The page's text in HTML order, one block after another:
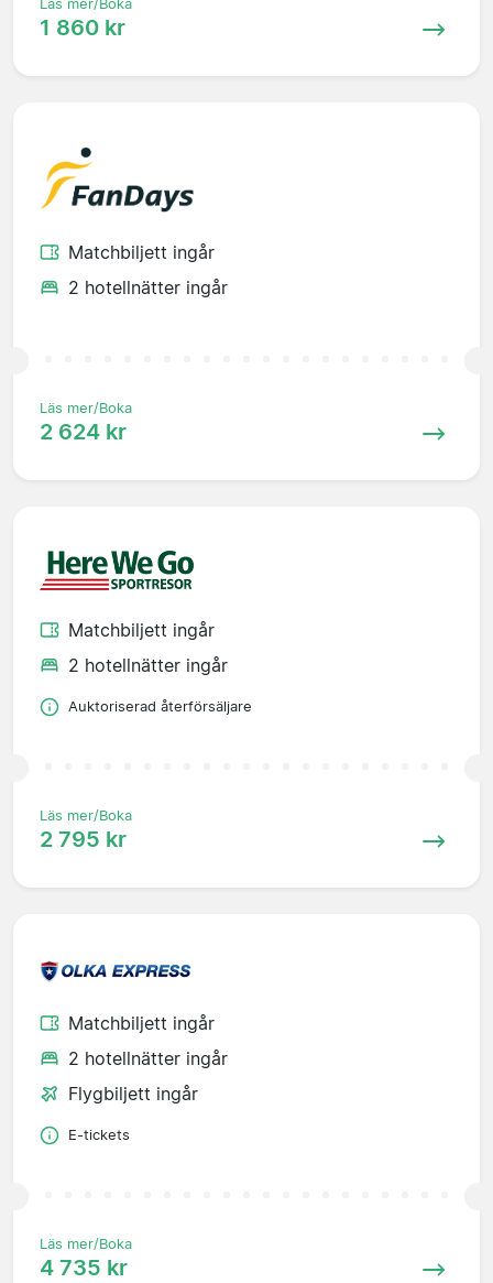
Läs mer/Boka
1 860 kr
Matchbiljett ingår
2 hotellnätter ingår
Läs mer/Boka
2 624 kr
Matchbiljett ingår
2 hotellnätter ingår
Auktoriserad återförsäljare
Läs mer/Boka
2 795 kr
Matchbiljett ingår
2 hotellnätter ingår
Flygbiljett ingår
E-tickets
Läs mer/Boka
4 735 kr